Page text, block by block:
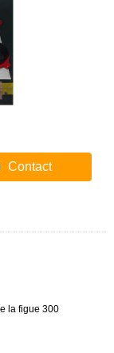
Contact
la figue 300